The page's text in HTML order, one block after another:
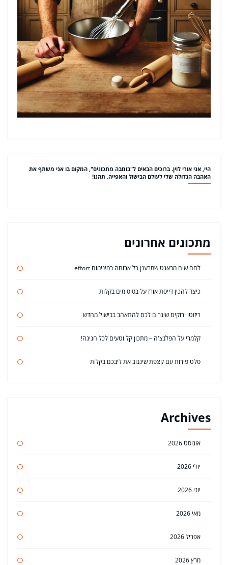
היי, אני אורי לוין. ברוכים הבאים ל"בומבה מתכונים", המקום בו אני משתף את
האהבה הגדולה שלי לעולם הבישול והאפייה. תהנו!
מתכונים אחרונים
לחם שום מבאגט שמרענן כל ארוחה במינימום effort
כיצד להכין דייסת אורז על בסיס מים בקלות
ריזוטו ירוקים שיגרום לכם להתאהב בבישול מחדש
קלמרי על הפלנצ'ה – מתכון קל וטעים לכל חגיגה!
סלט פירות עם קצפת שיגנוב את ליבכם בקלות
Archives
אוגוסט 2026
יולי 2026
יוני 2026
מאי 2026
אפריל 2026
מרץ 2026